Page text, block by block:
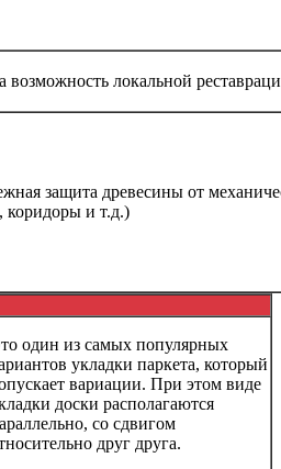
возможность локальной
защита древесины от
коридоры и т.д.)
один из самых популярных
укладки паркета, который
вариации. При этом виде
доски располагаются
со сдвигом
друг друга.